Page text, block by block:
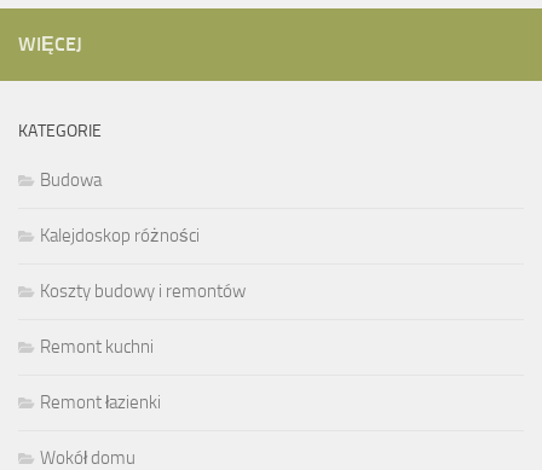
WIĘCEJ
KATEGORIE
Budowa
Kalejdoskop różności
Koszty budowy i remontów
Remont kuchni
Remont łazienki
Wokół domu